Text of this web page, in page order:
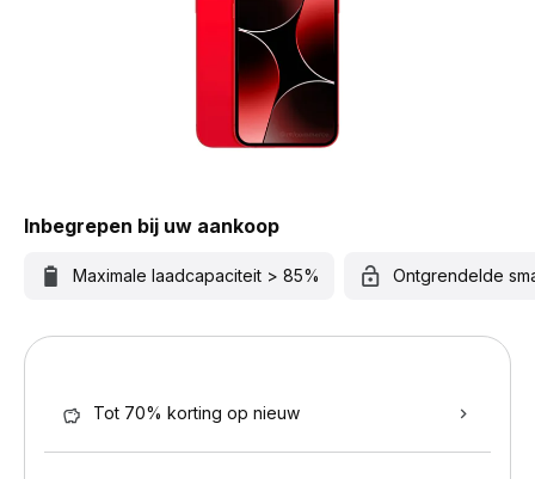
Inbegrepen bij uw aankoop
Maximale laadcapaciteit > 85% Ontgrendelde
Tot 70% korting op nieuw